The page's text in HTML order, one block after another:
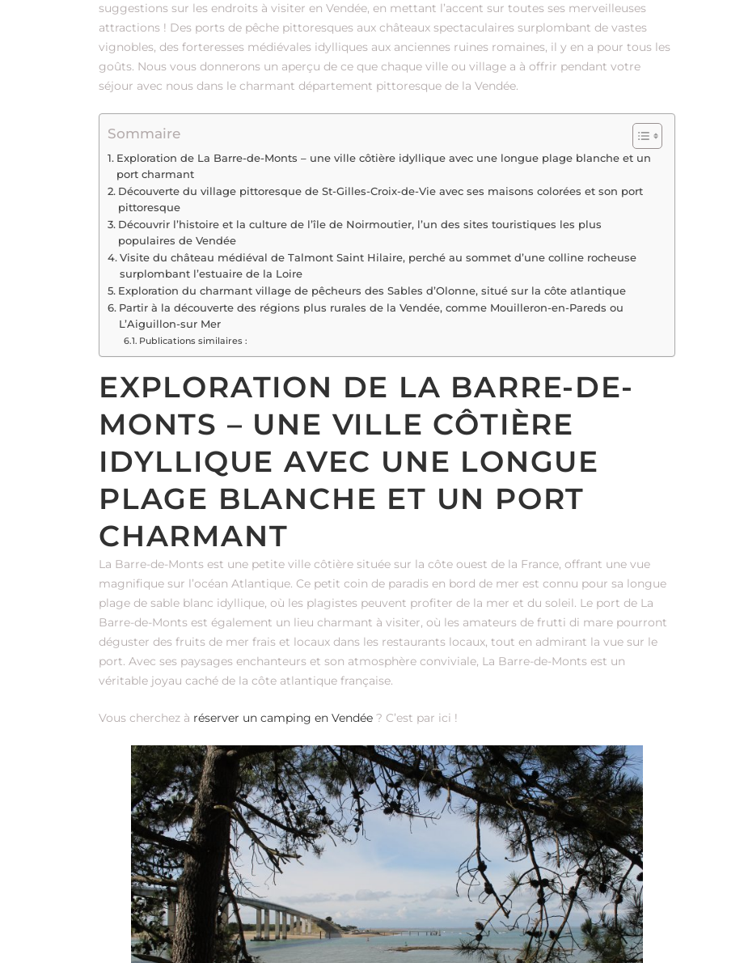
suggestions sur les endroits à visiter en Vendée, en mettant l’accent sur toutes ses merveilleuses
attractions ! Des ports de pêche pittoresques aux châteaux spectaculaires surplombant de vastes
vignobles, des forteresses médiévales idylliques aux anciennes ruines romaines, il y en a pour tous les
goûts. Nous vous donnerons un aperçu de ce que chaque ville ou village a à offrir pendant votre
séjour avec nous dans le charmant département pittoresque de la Vendée.
Sommaire
Exploration de La Barre-de-Monts – une ville côtière idyllique avec une longue plage blanche et un
port charmant
Découverte du village pittoresque de St-Gilles-Croix-de-Vie avec ses maisons colorées et son port
pittoresque
Découvrir l’histoire et la culture de l’île de Noirmoutier, l’un des sites touristiques les plus
populaires de Vendée
Visite du château médiéval de Talmont Saint Hilaire, perché au sommet d’une colline rocheuse
surplombant l’estuaire de la Loire
Exploration du charmant village de pêcheurs des Sables d’Olonne, situé sur la côte atlantique
Partir à la découverte des régions plus rurales de la Vendée, comme Mouilleron-en-Pareds ou
L’Aiguillon-sur Mer
Publications similaires :
EXPLORATION DE LA BARRE-DE-
MONTS – UNE VILLE CÔTIÈRE
IDYLLIQUE AVEC UNE LONGUE
PLAGE BLANCHE ET UN PORT
CHARMANT
La Barre-de-Monts est une petite ville côtière située sur la côte ouest de la France, offrant une vue
magnifique sur l’océan Atlantique. Ce petit coin de paradis en bord de mer est connu pour sa longue
plage de sable blanc idyllique, où les plagistes peuvent profiter de la mer et du soleil. Le port de La
Barre-de-Monts est également un lieu charmant à visiter, où les amateurs de frutti di mare pourront
déguster des fruits de mer frais et locaux dans les restaurants locaux, tout en admirant la vue sur le
port. Avec ses paysages enchanteurs et son atmosphère conviviale, La Barre-de-Monts est un
véritable joyau caché de la côte atlantique française.
Vous cherchez à réserver un camping en Vendée ? C’est par ici !